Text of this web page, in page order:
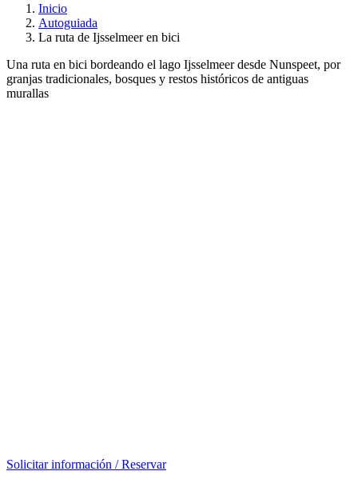
Inicio
Autoguiada
La ruta de Ijsselmeer en bici
Una ruta en bici bordeando el lago Ijsselmeer desde Nunspeet, por
granjas tradicionales, bosques y restos históricos de antiguas
murallas
Solicitar información / Reservar